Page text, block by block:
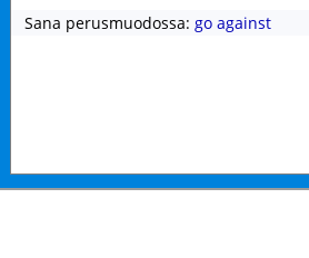
Sana perusmuodossa: go against